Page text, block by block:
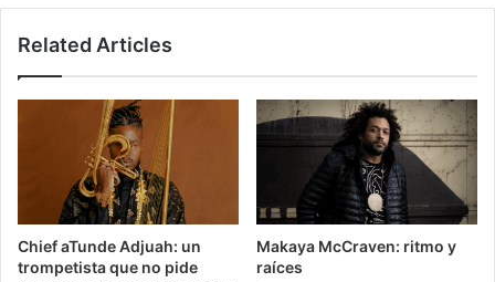
Related Articles
Chief aTunde Adjuah: un
trompetista que no pide
Makaya McCraven: ritmo y
raíces